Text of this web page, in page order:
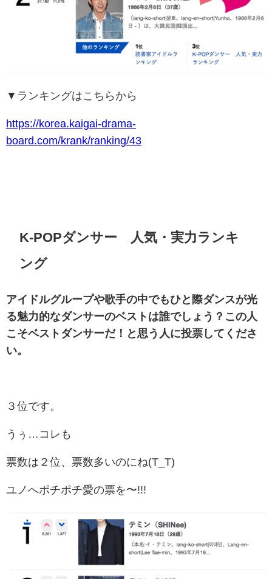
▼ランキングはこちらから
https://korea.kaigai-drama-
board.com/krank/ranking/43
K-POPダンサー 人気・実力ランキ
ング
アイドルグループや歌手の中でもひと際ダンスが光
る魅力的なダンサーのベストは誰でしょう？この人
こそベストダンサーだ！と思う人に投票してくださ
い。
３位です。
うぅ…コレも
票数は２位、票数多いのにね(T_T)
ユノへポチポチ愛の票を〜!!!